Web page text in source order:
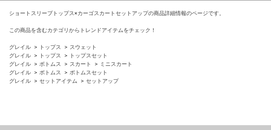
ショートスリーブトップス×カーゴスカートセットアップの商品詳細情報のページです。
この商品を含むカテゴリからトレンドアイテムをチェック！
グレイル トップス
スウェット
グレイル
トップス
トップスセット
グレイル
ボトムス スカート
ミニスカート
グレイル
ボトムス
ボトムスセット
グレイル
セットアイテム セットアップ